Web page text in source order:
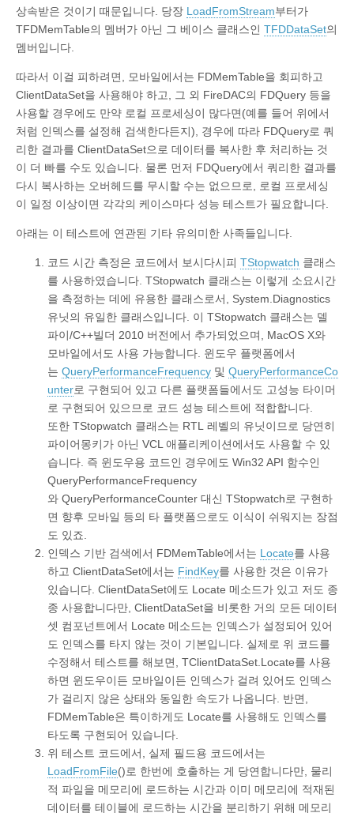
상속받은 것이기 때문입니다. 당장 LoadFromStream부터가
TFDMemTable의 멤버가 아닌 그 베이스 클래스인 TFDDataSet의
멤버입니다.
따라서 이걸 피하려면, 모바일에서는 FDMemTable을 회피하고
ClientDataSet을 사용해야 하고, 그 외 FireDAC의 FDQuery 등을
사용할 경우에도 만약 로컬 프로세싱이 많다면(예를 들어 위에서
처럼 인덱스를 설정해 검색한다든지), 경우에 따라 FDQuery로 쿼
리한 결과를 ClientDataSet으로 데이터를 복사한 후 처리하는 것
이 더 빠를 수도 있습니다. 물론 먼저 FDQuery에서 쿼리한 결과를
다시 복사하는 오버헤드를 무시할 수는 없으므로, 로컬 프로세싱
이 일정 이상이면 각각의 케이스마다 성능 테스트가 필요합니다.
아래는 이 테스트에 연관된 기타 유의미한 사족들입니다.
코드 시간 측정은 코드에서 보시다시피 TStopwatch 클래스
를 사용하였습니다. TStopwatch 클래스는 이렇게 소요시간
을 측정하는 데에 유용한 클래스로서, System.Diagnostics
유닛의 유일한 클래스입니다. 이 TStopwatch 클래스는 델
파이/C++빌더 2010 버전에서 추가되었으며, MacOS X와
모바일에서도 사용 가능합니다. 윈도우 플랫폼에서
는 QueryPerformanceFrequency 및 QueryPerformanceCo
unter로 구현되어 있고 다른 플랫폼들에서도 고성능 타이머
로 구현되어 있으므로 코드 성능 테스트에 적합합니다.
또한 TStopwatch 클래스는 RTL 레벨의 유닛이므로 당연히
파이어몽키가 아닌 VCL 애플리케이션에서도 사용할 수 있
습니다. 즉 윈도우용 코드인 경우에도 Win32 API 함수인
QueryPerformanceFrequency
와 QueryPerformanceCounter 대신 TStopwatch로 구현하
면 향후 모바일 등의 타 플랫폼으로도 이식이 쉬워지는 장점
도 있죠.
인덱스 기반 검색에서 FDMemTable에서는 Locate를 사용
하고 ClientDataSet에서는 FindKey를 사용한 것은 이유가
있습니다. ClientDataSet에도 Locate 메소드가 있고 저도 종
종 사용합니다만, ClientDataSet을 비롯한 거의 모든 데이터
셋 컴포넌트에서 Locate 메소드는 인덱스가 설정되어 있어
도 인덱스를 타지 않는 것이 기본입니다. 실제로 위 코드를
수정해서 테스트를 해보면, TClientDataSet.Locate를 사용
하면 윈도우이든 모바일이든 인덱스가 걸려 있어도 인덱스
가 걸리지 않은 상태와 동일한 속도가 나옵니다. 반면,
FDMemTable은 특이하게도 Locate를 사용해도 인덱스를
타도록 구현되어 있습니다.
위 테스트 코드에서, 실제 필드용 코드에서는
LoadFromFile()로 한번에 호출하는 게 당연합니다만, 물리
적 파일을 메모리에 로드하는 시간과 이미 메모리에 적재된
데이터를 테이블에 로드하는 시간을 분리하기 위해 메모리